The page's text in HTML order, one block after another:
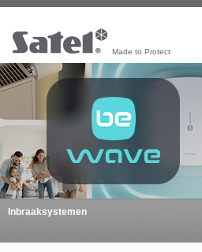
Made to Protect
Inbraaksystemen